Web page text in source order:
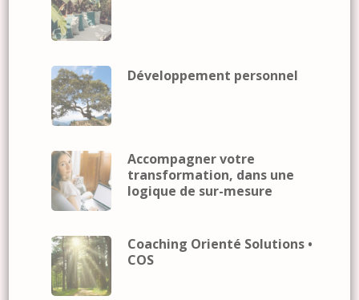
Développement personnel
Accompagner votre
transformation, dans une
logique de sur-mesure
Coaching Orienté Solutions •
COS